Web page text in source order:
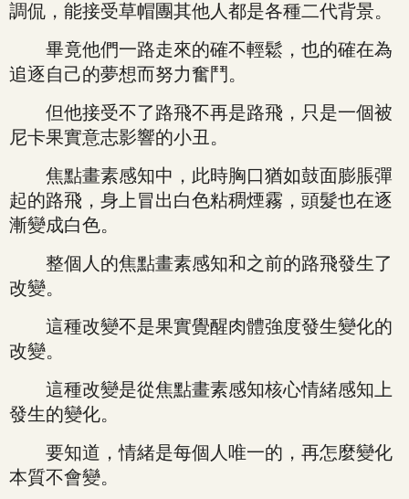
調侃，能接受草帽團其他人都是各種二代背景。
畢竟他們一路走來的確不輕鬆，也的確在為
追逐自己的夢想而努力奮鬥。
但他接受不了路飛不再是路飛，只是一個被
尼卡果實意志影響的小丑。
焦點畫素感知中，此時胸口猶如鼓面膨脹彈
起的路飛，身上冒出白色粘稠煙霧，頭髮也在逐
漸變成白色。
整個人的焦點畫素感知和之前的路飛發生了
改變。
這種改變不是果實覺醒肉體強度發生變化的
改變。
這種改變是從焦點畫素感知核心情緒感知上
發生的變化。
要知道，情緒是每個人唯一的，再怎麼變化
本質不會變。